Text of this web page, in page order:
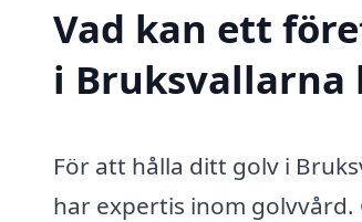
Vad kan ett
i Bruksvallarna
För att hålla ditt golv i
har expertis inom